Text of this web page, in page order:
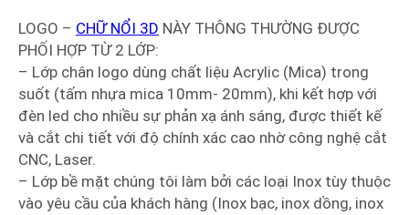
LOGO – CHỮ NỔI 3D NÀY THÔNG THƯỜNG ĐƯỢC
PHỐI HỢP TỪ 2 LỚP:
– Lớp chân logo dùng chất liệu Acrylic (Mica) trong
suốt (tấm nhựa mica 10mm- 20mm), khi kết hợp với
đèn led cho nhiều sự phản xạ ánh sáng, được thiết kế
và cắt chi tiết với độ chính xác cao nhờ công nghệ cắt
CNC, Laser.
– Lớp bề mặt chúng tôi làm bởi các loại Inox tùy thuộc
vào yêu cầu của khách hàng (Inox bạc, inox dồng, inox